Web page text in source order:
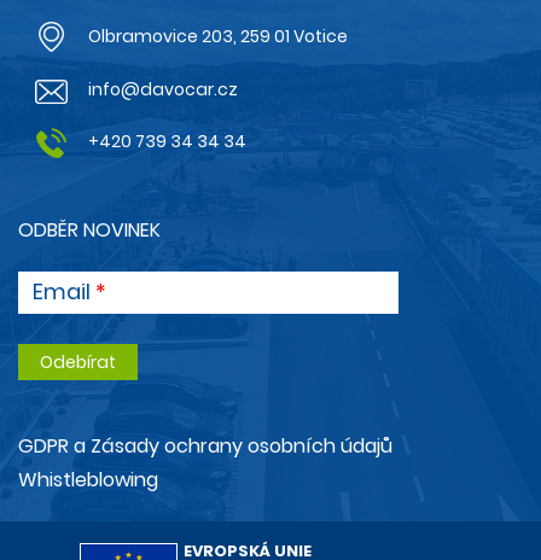
Olbramovice 203, 259 01 Votice
info@davocar.cz
+420 739 34 34 34
ODBĚR NOVINEK
Email
GDPR a Zásady ochrany osobních údajů
Whistleblowing
EVROPSKÁ UNIE